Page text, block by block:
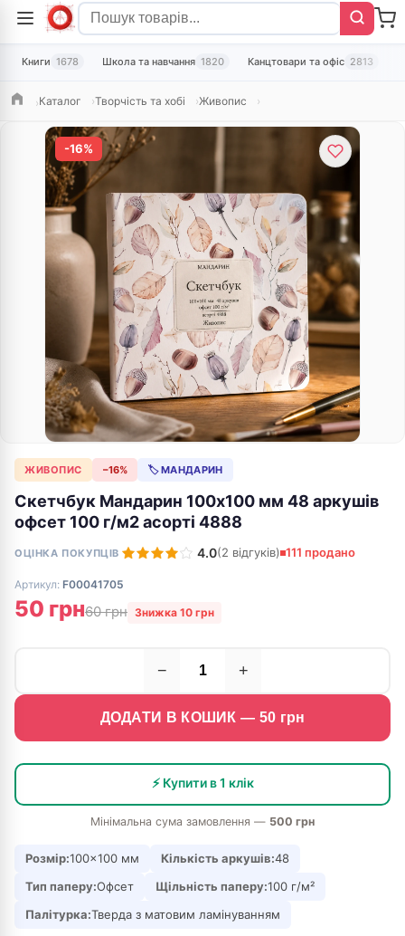
Книги 1678 Школа та навчання 1820 Канцтовари та офіс 2813
ГоловнаКаталог Творчість та хобі Живопис
-16%
ЖИВОПИС −16% 🏷 МАНДАРИН
Скетчбук Мандарин 100х100 мм 48 аркушів
офсет 100 г/м2 асорті 4888
ОЦІНКА ПОКУПЦІВ 4.0(2 відгуків) 111 продано
Артикул: F00041705
50 грн60 грн Знижка 10 грн
− +
ДОДАТИ В КОШИК — 50 грн
⚡ Купити в 1 клік
Мінімальна сума замовлення — 500 грн
Розмір:100×100 мм Кількість аркушів:48
Тип паперу:Офсет Щільність паперу:100 г/м²
Палітурка:Тверда з матовим ламінуванням